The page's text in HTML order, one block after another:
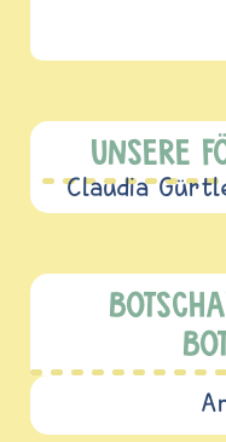
UNSERE
Claudia